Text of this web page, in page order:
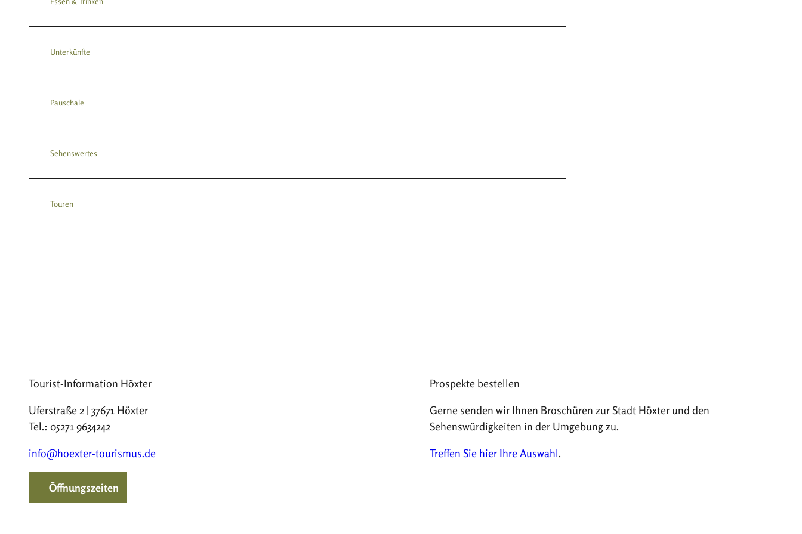
Unterkünfte
Pauschale
Sehenswertes
Touren
Tourist-Information Höxter
Uferstraße 2 | 37671 Höxter
Tel.: 05271 9634242
info@hoexter-tourismus.de
Öffnungszeiten
Prospekte bestellen
Gerne senden wir Ihnen Broschüren zur Stadt Höxter und den
Sehenswürdigkeiten in der Umgebung zu.
Treffen Sie hier Ihre Auswahl.